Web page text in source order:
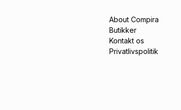
About Compira
Butikker
Kontakt os
Privatlivspolitik